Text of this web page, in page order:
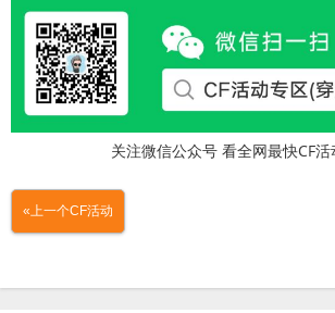
关注微信公众号 看全网最快CF
«上一个CF活动